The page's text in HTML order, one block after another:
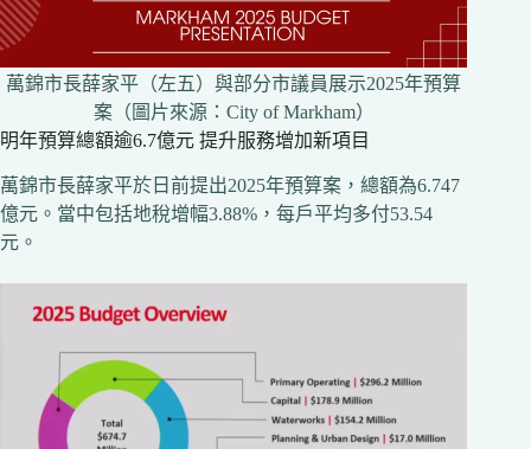
萬錦市長薛家平（左五）與部分市議員展示2025年預算
案（圖片來源：City of Markham）
明年預算總額逾6.7億元 提升服務增加新項目
萬錦市長薛家平於日前提出2025年預算案，總額為6.747
億元。當中包括地稅增幅3.88%，每戶平均多付53.54
元。